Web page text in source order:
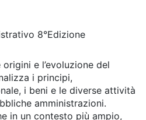
8°Edizione
e l’evoluzione del
i principi,
i beni e le diverse attività
amministrazioni.
in un contesto più ampio,